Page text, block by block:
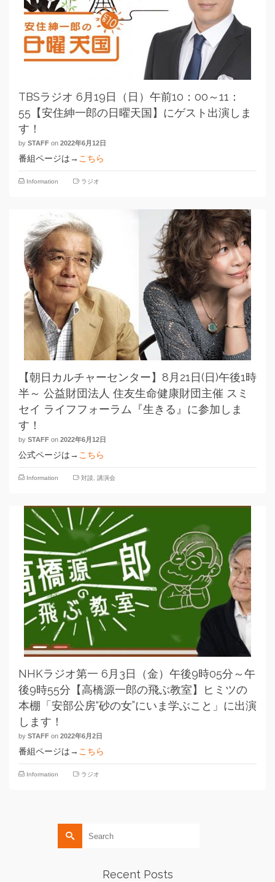
TBSラジオ 6月19日（日）午前10：00～11：
55【安住紳一郎の日曜天国】にゲスト出演しま
す！
by STAFF on 2022年6月12日
番組ページは→ こちら
Information ラジオ
【朝日カルチャーセンター】8月21日(日)午後1時
半～ 公益財団法人 住友生命健康財団主催 スミ
セイ ライフフォーラム『生きる』に参加しま
す！
by STAFF on 2022年6月12日
公式ページは→ こちら
Information 対談 講演会
NHKラジオ第一 6月3日（金）午後9時05分～午
後9時55分【高橋源一郎の飛ぶ教室】ヒミツの
本棚「安部公房“砂の女”にいま学ぶこと」に出演
します！
by STAFF on 2022年6月2日
番組ページは→ こちら
Information ラジオ
Search
for:
Recent Posts